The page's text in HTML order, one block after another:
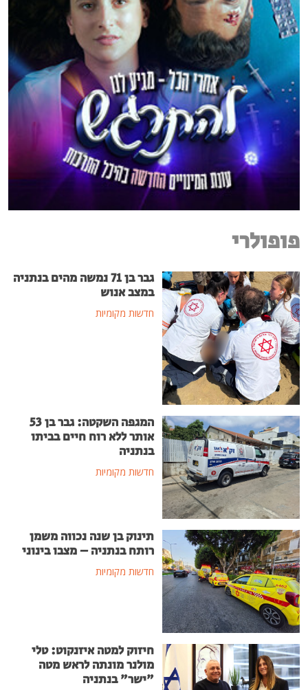
פופולרי
גבר בן 71 נמשה מהים בנתניה
במצב אנוש
חדשות מקומיות
המגפה השקטה: גבר בן 53
אותר ללא רוח חיים בביתו
בנתניה
חדשות מקומיות
תינוק בן שנה נכווה משמן
רותח בנתניה – מצבו בינוני
חדשות מקומיות
חיזוק למטה איזנקוט: טלי
מולנר מונתה לראש מטה
"ישר" בנתניה